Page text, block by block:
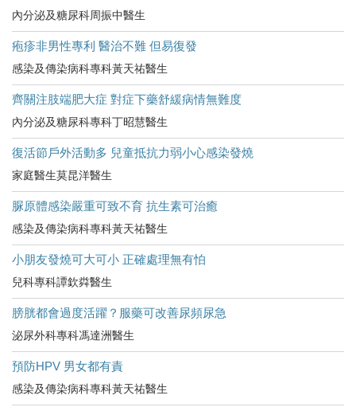
內分泌及糖尿科周振中醫生
疱疹非男性專利 醫治不難 但易復發
感染及傳染病科專科黃天祐醫生
齊關注肢端肥大症 對症下藥舒緩病情無難度
內分泌及糖尿科專科丁昭慧醫生
復活節戶外活動多 兒童抵抗力弱小心感染發燒
家庭醫生莫昆洋醫生
脲原體感染嚴重可致不育 抗生素可治癒
感染及傳染病科專科黃天祐醫生
小朋友發燒可大可小 正確處理無有怕
兒科專科譚欽粦醫生
膀胱都會過度活躍？服藥可改善尿頻尿急
泌尿外科專科馮達洲醫生
預防HPV 男女都有責
感染及傳染病科專科黃天祐醫生